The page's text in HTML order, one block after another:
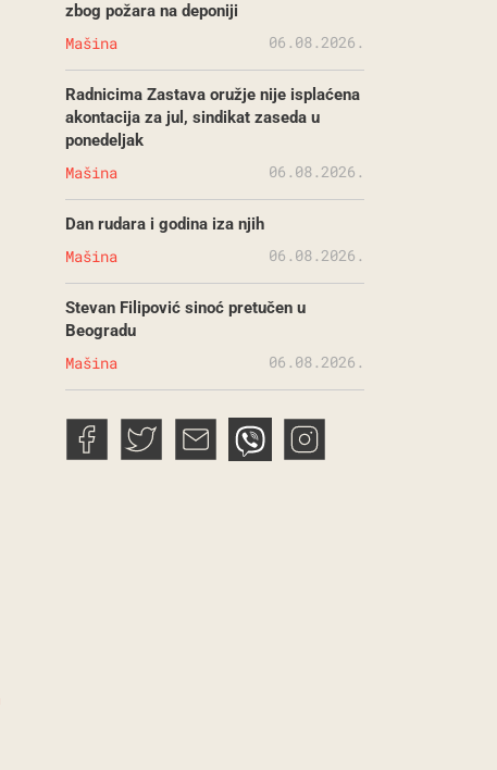
zbog požara na deponiji
Mašina 06.08.2026.
Radnicima Zastava oružje nije isplaćena
akontacija za jul, sindikat zaseda u
ponedeljak
Mašina 06.08.2026.
Dan rudara i godina iza njih
Mašina 06.08.2026.
Stevan Filipović sinoć pretučen u
Beogradu
Mašina 06.08.2026.